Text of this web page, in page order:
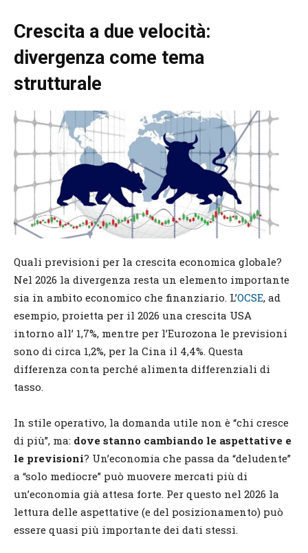
Crescita a due velocità:
divergenza come tema
strutturale
Quali previsioni per la crescita economica globale?
Nel 2026 la divergenza resta un elemento importante
sia in ambito economico che finanziario. L’OCSE, ad
esempio, proietta per il 2026 una crescita USA
intorno all’ 1,7%, mentre per l’Eurozona le previsioni
sono di circa 1,2%, per la Cina il 4,4%. Questa
differenza conta perché alimenta differenziali di
tasso.
In stile operativo, la domanda utile non è “chi cresce
di più”, ma: dove stanno cambiando le aspettative e
le previsioni? Un’economia che passa da “deludente”
a “solo mediocre” può muovere mercati più di
un’economia già attesa forte. Per questo nel 2026 la
lettura delle aspettative (e del posizionamento) può
essere quasi più importante dei dati stessi.